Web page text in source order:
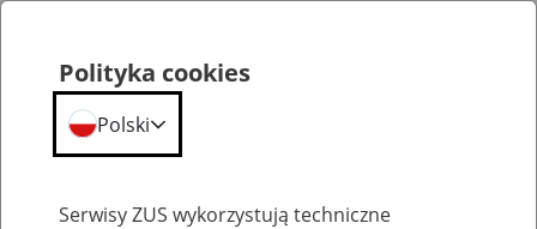
Polityka cookies
Polski
Serwisy ZUS wykorzystują techniczne